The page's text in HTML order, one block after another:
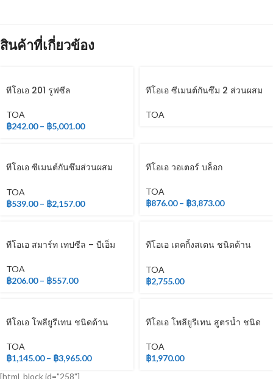
สินค้าที่เกี่ยวข้อง
ทีโอเอ 201 รูฟซีล
TOA
฿242.00 – ฿5,001.00
ทีโอเอ ซีเมนต์กันซึม 2 ส่วนผสม
TOA
ทีโอเอ ซีเมนต์กันซึมส่วนผสม
TOA
฿539.00 – ฿2,157.00
ทีโอเอ วอเตอร์ บล็อก
TOA
฿876.00 – ฿3,873.00
ทีโอเอ สมาร์ท เทปซีล – บีเอ็ม
TOA
฿206.00 – ฿557.00
ทีโอเอ เดคกิ้งสเตน ชนิดด้าน
TOA
฿2,755.00
ทีโอเอ โพลียูรีเทน ชนิดด้าน
TOA
฿1,145.00 – ฿3,965.00
ทีโอเอ โพลียูรีเทน สูตรน้ำ ชนิด
TOA
฿1,970.00
[html_block id="258"]